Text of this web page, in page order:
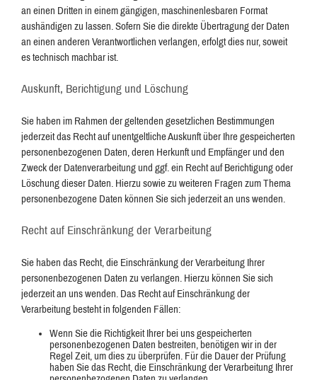
an einen Dritten in einem gängigen, maschinenlesbaren Format
aushändigen zu lassen. Sofern Sie die direkte Übertragung der Daten
an einen anderen Verantwortlichen verlangen, erfolgt dies nur, soweit
es technisch machbar ist.
Auskunft, Berichtigung und Löschung
Sie haben im Rahmen der geltenden gesetzlichen Bestimmungen
jederzeit das Recht auf unentgeltliche Auskunft über Ihre gespeicherten
personenbezogenen Daten, deren Herkunft und Empfänger und den
Zweck der Datenverarbeitung und ggf. ein Recht auf Berichtigung oder
Löschung dieser Daten. Hierzu sowie zu weiteren Fragen zum Thema
personenbezogene Daten können Sie sich jederzeit an uns wenden.
Recht auf Einschränkung der Verarbeitung
Sie haben das Recht, die Einschränkung der Verarbeitung Ihrer
personenbezogenen Daten zu verlangen. Hierzu können Sie sich
jederzeit an uns wenden. Das Recht auf Einschränkung der
Verarbeitung besteht in folgenden Fällen:
Wenn Sie die Richtigkeit Ihrer bei uns gespeicherten
personenbezogenen Daten bestreiten, benötigen wir in der
Regel Zeit, um dies zu überprüfen. Für die Dauer der Prüfung
haben Sie das Recht, die Einschränkung der Verarbeitung Ihrer